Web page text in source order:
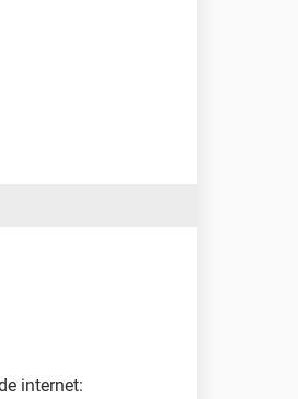
internet: